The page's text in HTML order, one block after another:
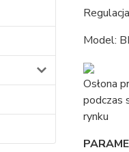
Model:
Osłona
podczas
rynku